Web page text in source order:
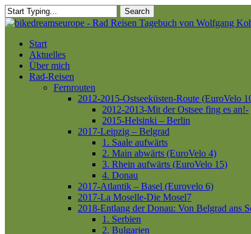
Skip
to
content
Search
Close
Menu
Start
Aktuelles
Über mich
Rad-Reisen
Fernrouten
2012-2015-Ostseeküsten-Route (EuroVelo
2012-2013-Mit der Ostsee fing es an!-
2015-Helsinki – Berlin
2017-Leipzig – Belgrad
1. Saale aufwärts
2. Main abwärts (EuroVelo 4)
3. Rhein aufwärts (EuroVelo 15)
4. Donau
2017-Atlantik – Basel (Eurovelo 6)
2017-La Moselle-Die Mosel7
2018-Entlang der Donau: Von Belgrad ans
1. Serbien
2. Bulgarien